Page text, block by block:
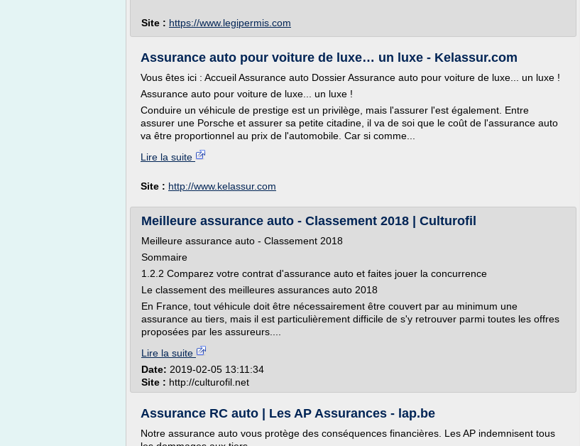
Site : https://www.legipermis.com
Assurance auto pour voiture de luxe… un luxe - Kelassur.com
Vous êtes ici : Accueil Assurance auto Dossier Assurance auto pour voiture de luxe... un luxe !
Assurance auto pour voiture de luxe... un luxe !
Conduire un véhicule de prestige est un privilège, mais l'assurer l'est également. Entre
assurer une Porsche et assurer sa petite citadine, il va de soi que le coût de l'assurance auto
va être proportionnel au prix de l'automobile. Car si comme...
Lire la suite
Site : http://www.kelassur.com
Meilleure assurance auto - Classement 2018 | Culturofil
Meilleure assurance auto - Classement 2018
Sommaire
1.2.2 Comparez votre contrat d'assurance auto et faites jouer la concurrence
Le classement des meilleures assurances auto 2018
En France, tout véhicule doit être nécessairement être couvert par au minimum une
assurance au tiers, mais il est particulièrement difficile de s'y retrouver parmi toutes les offres
proposées par les assureurs....
Lire la suite
Date: 2019-02-05 13:11:34
Site : http://culturofil.net
Assurance RC auto | Les AP Assurances - lap.be
Notre assurance auto vous protège des conséquences financières. Les AP indemnisent tous